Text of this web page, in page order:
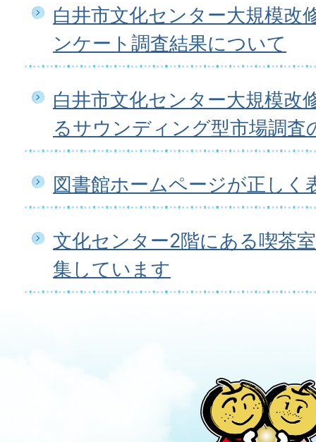
白井市文化センター大規模改
ンケート調査結果について
白井市文化センター大規模改
るサウンディング型市場調査
図書館ホームページが正しく
文化センター2階にある喫茶
集しています